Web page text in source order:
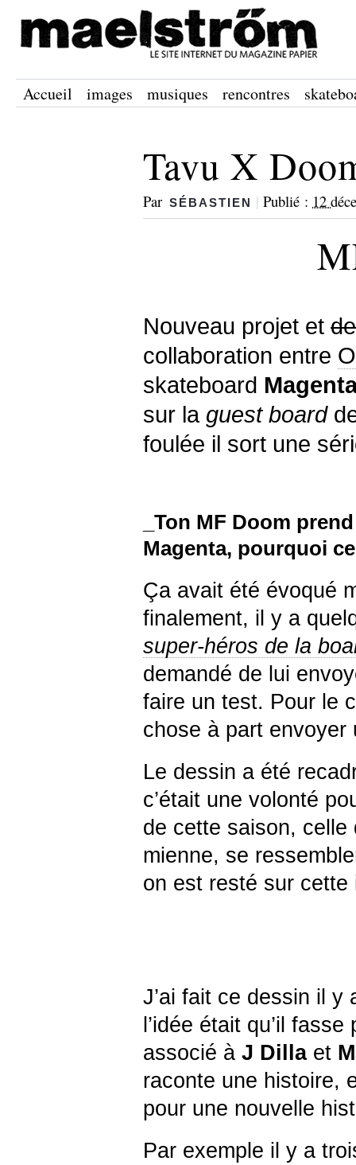
Accueil images musiques rencontres
Tavu X
Par SÉBASTIEN | Publié : 12
Nouveau projet et
collaboration entre
skateboard
sur la guest board
foulée il sort une
_Ton MF Doom
Magenta, pourquoi
Ça avait été évoqué
finalement, il y a
super-héros de la
demandé de lui
faire un test. Pour le
chose à part envoyer
Le dessin a été
c’était une volonté
de cette saison,
mienne, se
on est resté sur cette
J’ai fait ce dessin il y
l’idée était qu’il
associé à J Dillaet
raconte une histoire,
pour une nouvelle
Par exemple il y a